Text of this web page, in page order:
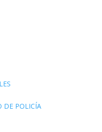
DE POLICÍA